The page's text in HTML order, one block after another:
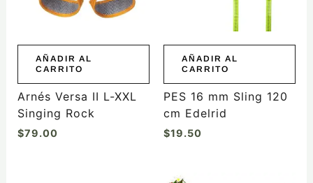
AÑADIR AL
CARRITO
Arnés Versa II L-XXL
Singing Rock
$79.00
AÑADIR AL
CARRITO
PES 16 mm Sling 120
cm Edelrid
$19.50